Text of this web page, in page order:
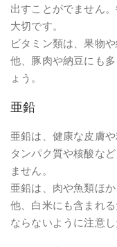
出すことがでません
大切です。
ビタミン類は、果物
他、豚肉や納豆にも
ょう。
亜鉛
亜鉛は、健康な皮膚
タンパク質や核酸な
ません。
亜鉛は、肉や魚類ほ
他、白米にも含まれ
ならないように注意